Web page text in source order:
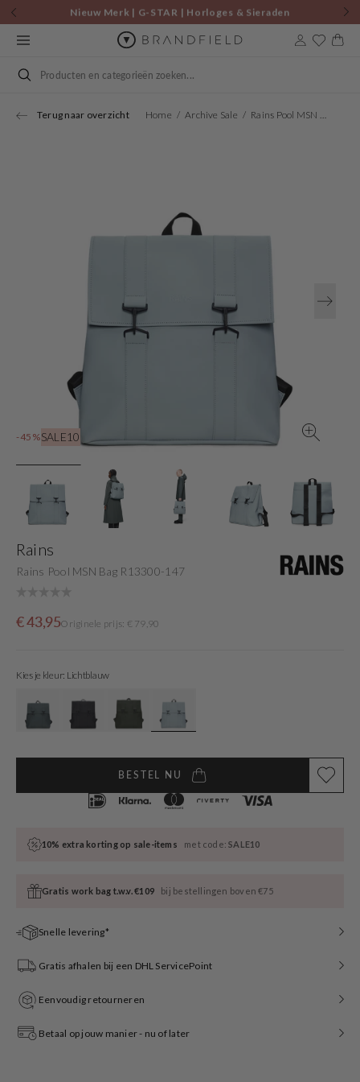
Skip to
content
Nieuw Merk | G-STAR | Horloges & Sieraden
Cart
Search
Terug naar overzicht Home Archive Sale Rains Pool MSN Bag R13300-147
-45%SALE10
Rains
Rains Pool MSN Bag R13300-147
Sale
€ 43,95
OrigineleOriginele prijs: € 79,90
Kies je kleur: Lichtblauw
BESTEL NU
10% extra korting op sale-items met code:SALE10
Gratis work bag t.w.v. €109 bij bestellingen boven €75
Snelle levering*
Gratis afhalen bij een DHL ServicePoint
Eenvoudig retourneren
Betaal op jouw manier - nu of later